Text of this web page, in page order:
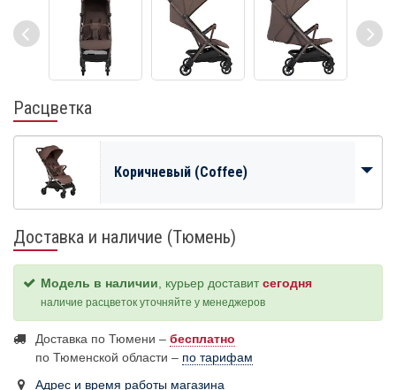
Расцветка
Коричневый (Coffee)
Доставка и наличие (Тюмень)
Модель в наличии , курьер доставитсегодня
наличие расцветок уточняйте у менеджеров
Доставка по Тюмени – бесплатно
по Тюменской области – по тарифам
Адрес и время работы магазина